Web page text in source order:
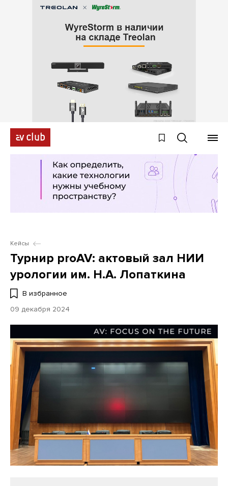
Кейсы
Турнир proAV: актовый зал НИИ
урологии им. Н.А. Лопаткина
В избранное
09 декабря 2024